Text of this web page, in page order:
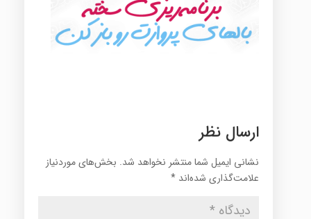
ارسال نظر
نشانی ایمیل شما منتشر نخواهد شد. بخش‌های موردنیاز
علامت‌گذاری شده‌اند *